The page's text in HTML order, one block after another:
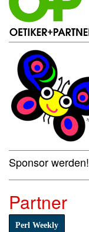
Sponsor werden!
Partner
Perl Weekly